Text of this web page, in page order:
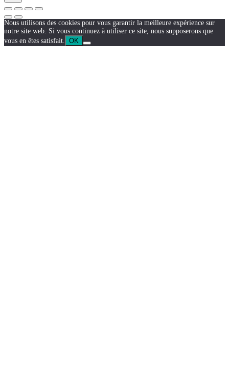
Nous utilisons des cookies pour vous garantir la meilleure expérience sur
notre site web. Si vous continuez à utiliser ce site, nous supposerons que
vous en êtes satisfait.
OK